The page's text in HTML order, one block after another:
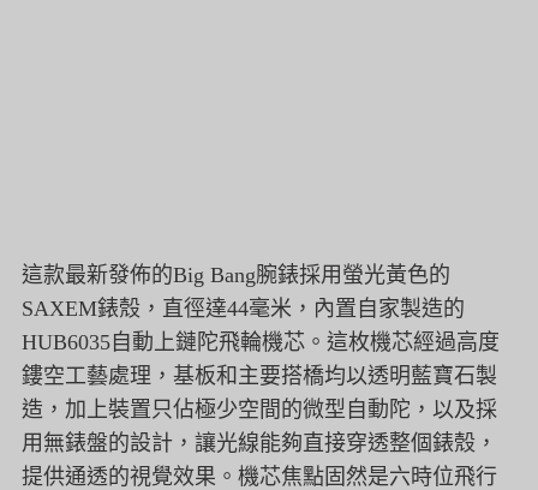
這款最新發佈的Big Bang腕錶採用螢光黃色的
SAXEM錶殼， 直徑達44毫米， 內置自家製造的
HUB6035自動上鏈陀飛輪機芯。 這枚機芯經過高度
鏤空工藝處理， 基板和主要搭橋均以透明藍寶石製
造， 加上裝置只佔極少空間的微型自動陀，以及採
用無錶盤的設計， 讓光線能夠直接穿透整個錶殼，
提供通透的視覺效果。機芯焦點固然是六時位飛行